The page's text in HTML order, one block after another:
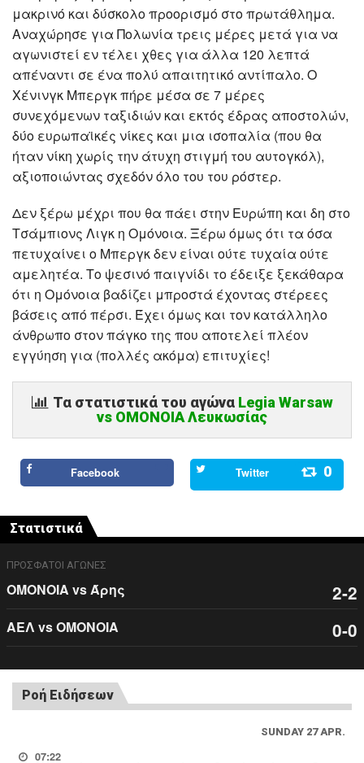
μακρινό και δύσκολο προορισμό στο πρωτάθλημα.
Αναχώρησε για Πολωνία τρεις μέρες μετά για να
αγωνιστεί εν τέλει χθες για άλλα 120 λεπτά
απέναντι σε ένα πολύ απαιτητικό αντίπαλο. Ο
Χένινγκ Μπεργκ πήρε μέσα σε 7 μέρες
συνεχόμενων ταξιδιών και εκτός έδρας αποστολών,
δύο ευρωπαϊκές νίκες και μια ισοπαλία (που θα
ήταν νίκη χωρίς την άτυχη στιγμή του αυτογκόλ),
αξιοποιώντας σχεδόν όλο του του ρόστερ.
Δεν ξέρω μέχρι που θα πάει στην Ευρώπη και δη στο
Τσάμπιονς Λιγκ η Ομόνοια. Ξέρω όμως ότι τα όσα
πετυχαίνει ο Μπεργκ δεν είναι ούτε τυχαία ούτε
αμελητέα. Το ψεσινό παιγνίδι το έδειξε ξεκάθαρα
ότι η Ομόνοια βαδίζει μπροστά έχοντας στέρεες
βάσεις από πέρσι. Έχει όμως και τον κατάλληλο
άνθρωπο στον πάγκο της που αποτελεί πλέον
εγγύηση για (πολλές ακόμα) επιτυχίες!
Τα στατιστικά του αγώνα Legia Warsaw
vs ΟΜΟΝΟΙΑ Λευκωσίας
Facebook Twitter 0
Στατιστικά
ΠΡΟΣΦΑΤΟΙ ΑΓΩΝΕΣ
ΟΜΟΝΟΙΑ vs Άρης 2-2
ΑΕΛ vs ΟΜΟΝΟΙΑ 0-0
Ροή Ειδήσεων
SUNDAY 27 APR.
07:22